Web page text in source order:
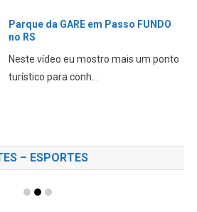
Parque da GARE em Passo FUNDO
no RS
Neste vídeo eu mostro mais um ponto
turístico para conh...
– ESPORTES